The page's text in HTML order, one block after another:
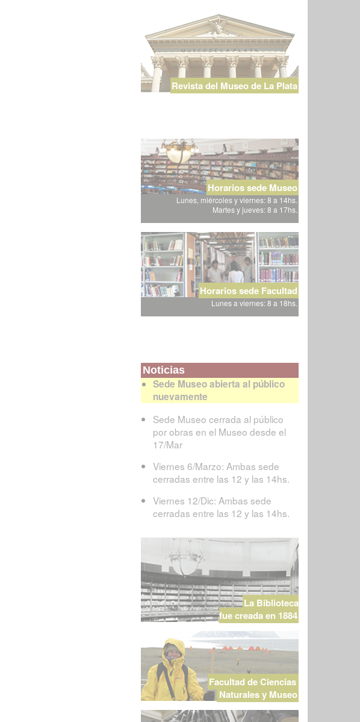
Revista del Museo de La Plata
Horarios sede Museo
Lunes, miércoles y viernes: 8 a 14hs.
Martes y jueves: 8 a 17hs.
Horarios sede Facultad
Lunes a viernes: 8 a 18hs.
Noticias
Sede Museo abierta al público
nuevamente
Sede Museo cerrada al público
por obras en el Museo desde el
17/Mar
Viernes 6/Marzo: Ambas sede
cerradas entre las 12 y las 14hs.
Viernes 12/Dic: Ambas sede
cerradas entre las 12 y las 14hs.
La Biblioteca
fue creada en 1884
Facultad de Ciencias
Naturales y Museo